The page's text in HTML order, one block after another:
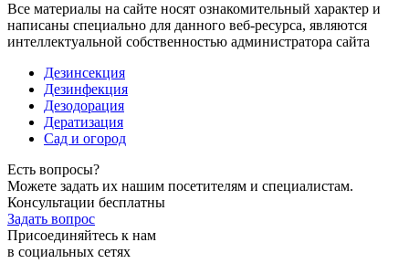
Все материалы на сайте носят ознакомительный характер и
написаны специально для данного веб-ресурса, являются
интеллектуальной собственностью администратора сайта
Дезинсекция
Дезинфекция
Дезодорация
Дератизация
Сад и огород
Есть вопросы?
Можете задать их нашим посетителям и специалистам.
Консультации бесплатны
Задать вопрос
Присоединяйтесь к нам
в социальных сетях